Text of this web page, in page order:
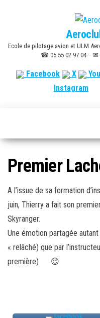
content
Ecole de pilotage avion et ULM
☎ 05 55 02 97 04 – ✉
Facebook X
Instagram
Premier
A l’issue de sa formation
juin, Thierry a fait son
Skyranger.
Une émotion partagée
« relâché) que par
première) 😉